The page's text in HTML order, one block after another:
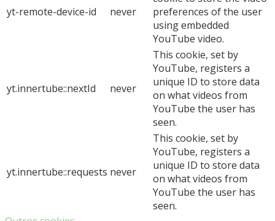
yt-remote-device-id never
preferences of the user
using embedded
YouTube video.
yt.innertube::nextId never
This cookie, set by
YouTube, registers a
unique ID to store data
on what videos from
YouTube the user has
seen.
yt.innertube::requests never
This cookie, set by
YouTube, registers a
unique ID to store data
on what videos from
YouTube the user has
seen.